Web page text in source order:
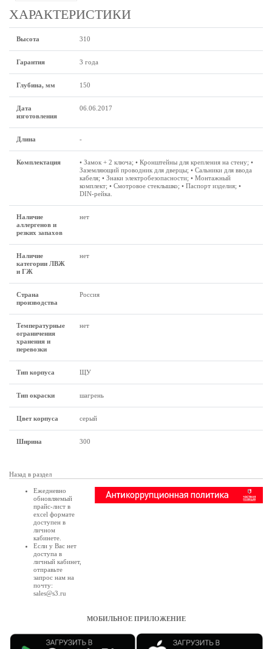
ХАРАКТЕРИСТИКИ
Высота 310
Гарантия 3 года
Глубина, мм 150
Дата
изготовления
06.06.2017
Длина -
Комплектация
• Замок + 2 ключа; • Кронштейны для крепления на стену; •
Заземляющий проводник для дверцы; • Сальники для ввода
кабеля; • Знаки электробезопасности; • Монтажный
комплект; • Смотровое стеклышко; • Паспорт изделия; •
DIN-рейка.
Наличие
аллергенов и
резких запахов
нет
Наличие
категории ЛВЖ
и ГЖ
нет
Страна
производства
Россия
Температурные
ограничения
хранения и
перевозки
нет
Тип корпуса ЩУ
Тип окраски шагрень
Цвет корпуса серый
Ширина 300
Назад в раздел
Ежедневно
обновляемый
прайс-лист в
excel формате
доступен в
личном
кабинете
Если у Вас нет
доступа в
личный кабинет,
отправьте
запрос нам на
почту:
sales@s3.ru
МОБИЛЬНОЕ ПРИЛОЖЕНИЕ